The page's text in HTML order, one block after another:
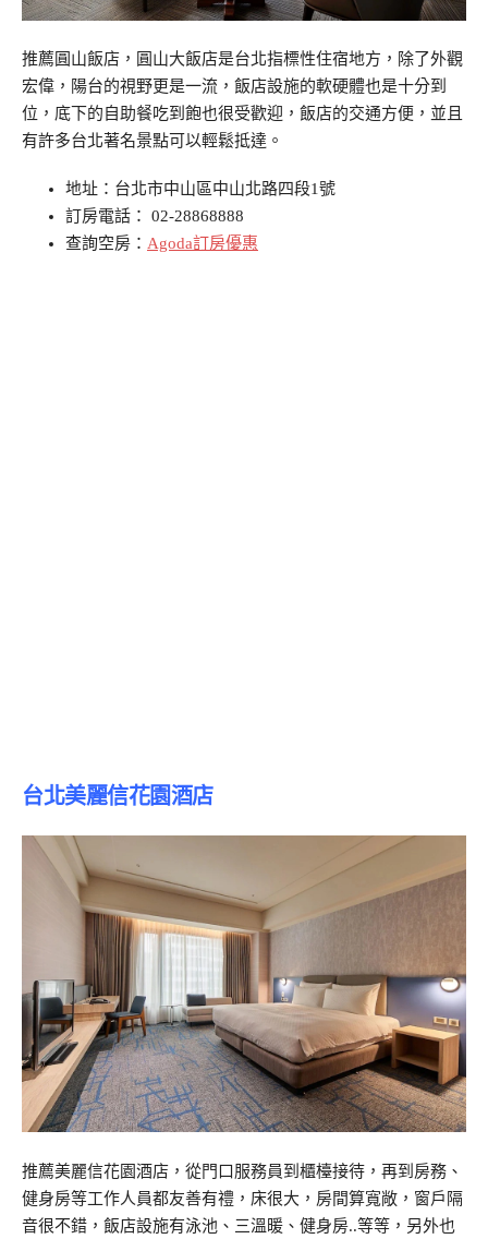
推薦圓山飯店，圓山大飯店是台北指標性住宿地方，除了外觀
宏偉，陽台的視野更是一流，飯店設施的軟硬體也是十分到
位，底下的自助餐吃到飽也很受歡迎，飯店的交通方便，並且
有許多台北著名景點可以輕鬆抵達。
地址：台北市中山區中山北路四段1號
訂房電話： 02-28868888
查詢空房： Agoda訂房優惠
台北美麗信花園酒店
推薦美麗信花園酒店，從門口服務員到櫃檯接待，再到房務、
健身房等工作人員都友善有禮，床很大，房間算寬敞，窗戶隔
音很不錯，飯店設施有泳池、三溫暖、健身房..等等，另外也